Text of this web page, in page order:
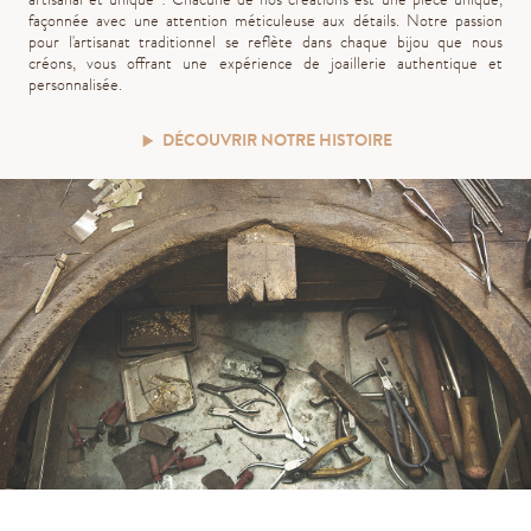
façonnée avec une attention méticuleuse aux détails. Notre passion
pour l'artisanat traditionnel se reflète dans chaque bijou que nous
créons, vous offrant une expérience de joaillerie authentique et
personnalisée.
DÉCOUVRIR NOTRE HISTOIRE